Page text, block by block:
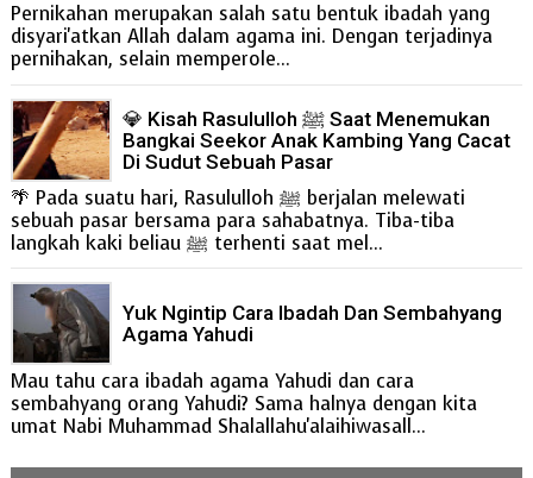
Pernikahan merupakan salah satu bentuk ibadah yang
disyari'atkan Allah dalam agama ini. Dengan terjadinya
pernihakan, selain memperole...
💎 Kisah Rasululloh ﷺ Saat Menemukan
Bangkai Seekor Anak Kambing Yang Cacat
Di Sudut Sebuah Pasar
🌴 Pada suatu hari, Rasululloh ﷺ berjalan melewati
sebuah pasar bersama para sahabatnya. Tiba-tiba
langkah kaki beliau ﷺ terhenti saat mel...
Yuk Ngintip Cara Ibadah Dan Sembahyang
Agama Yahudi
Mau tahu cara ibadah agama Yahudi dan cara
sembahyang orang Yahudi? Sama halnya dengan kita
umat Nabi Muhammad Shalallahu'alaihiwasall...